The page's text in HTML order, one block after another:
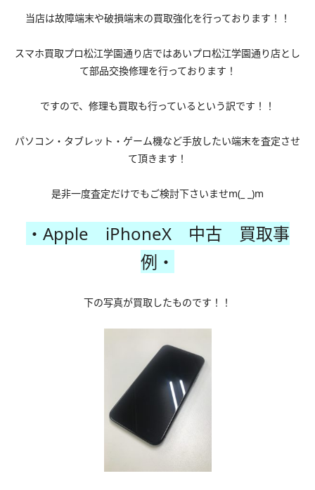
当店は故障端末や破損端末の買取強化を行っております！！
スマホ買取プロ松江学園通り店ではあいプロ松江学園通り店とし
て部品交換修理を行っております！
ですので、修理も買取も行っているという訳です！！
パソコン・タブレット・ゲーム機など手放したい端末を査定させ
て頂きます！
是非一度査定だけでもご検討下さいませm(_ _)m
・Apple iPhoneX 中古 買取事
例・
下の写真が買取したものです！！